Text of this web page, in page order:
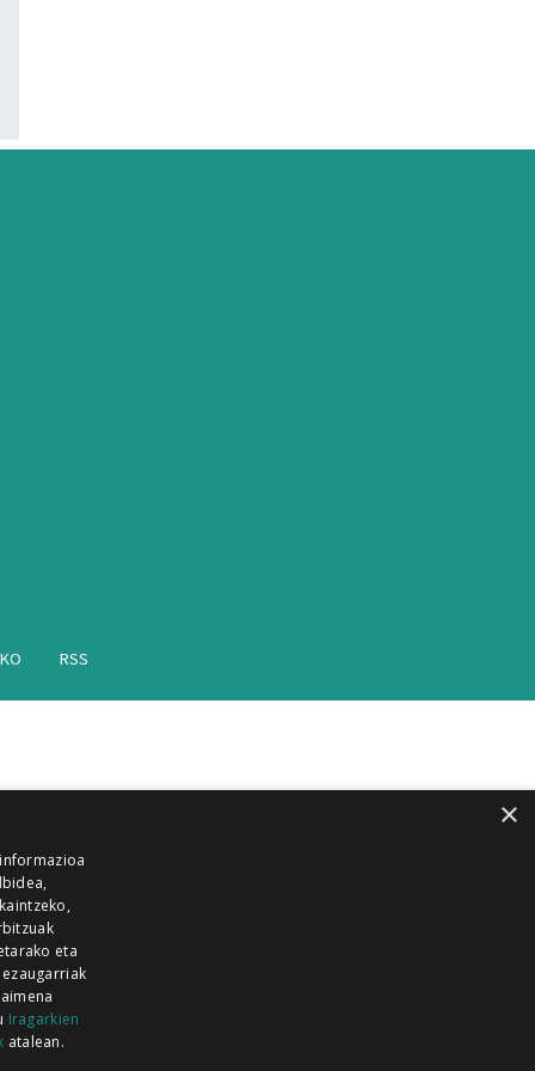
RSS
GUKA
×
eta
Iragarkien
atalean.